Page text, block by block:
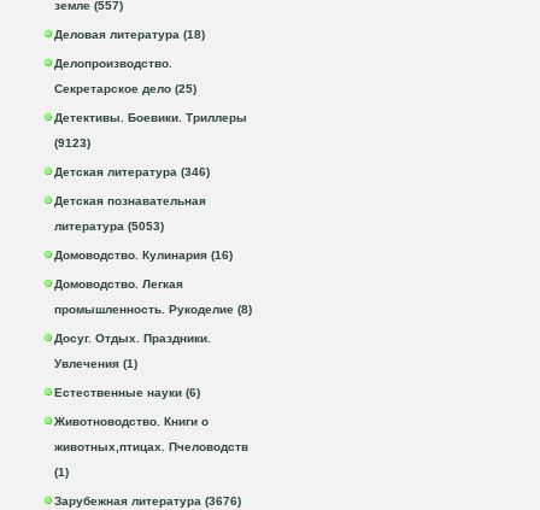
земле (557)
Деловая литература (18)
Делопроизводство.
Секретарское дело (25)
Детективы. Боевики. Триллеры
(9123)
Детская литература (346)
Детская познавательная
литература (5053)
Домоводство. Кулинария (16)
Домоводство. Легкая
промышленность. Рукоделие (8)
Досуг. Отдых. Праздники.
Увлечения (1)
Естественные науки (6)
Животноводство. Книги о
животных,птицах. Пчеловодств
(1)
Зарубежная литература (3676)